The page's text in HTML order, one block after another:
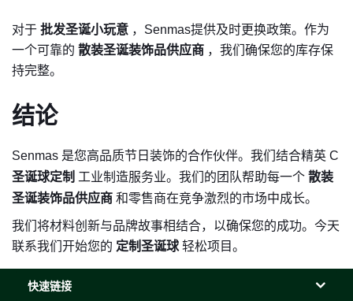
对于 批发圣诞小玩意 ，Senmas提供及时更换政策。作为
一个可靠的 散装圣诞装饰品供应商 ，我们确保您的库存保
持完整。
结论
Senmas 是您高品质节日装饰的合​​作伙伴。我们结合精英 C
圣诞球定制 工业制造服务业。我们的团队帮助每一个 散装
圣诞装饰品供应商 和零售商在竞争激烈的市场中成长。
我们将材料创新与品牌故事相结合，以确保您的成功。今天
联系我们开始您的 定制圣诞球 轻松项目。
快速链接